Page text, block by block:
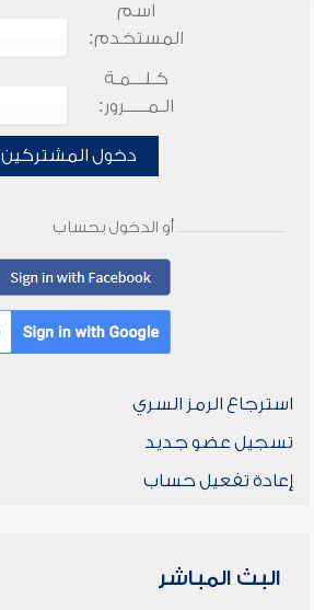
اسم
المستخدم:
كـلـــمـة
الـمـــــرور:
دخول المشتركين
أو الدخول بحساب
استرجاع الرمز السري
تسجيل عضو جديد
إعادة تفعيل حساب
البث المباشر